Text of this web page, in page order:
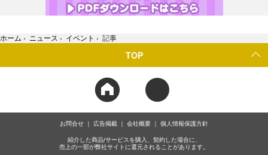
ホーム › ニュース › イベント › 記事
TOP
お問合せ 広告掲載 会社概要 個人情報保護方針
紹介した商品/サービスを購入、契約した場合に、
売上の一部が弊社サイトに還元されることがあります。